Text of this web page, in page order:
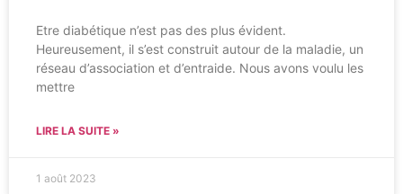
Etre diabétique n’est pas des plus évident.
Heureusement, il s’est construit autour de la maladie, un
réseau d’association et d’entraide. Nous avons voulu les
mettre
LIRE LA SUITE »
1 août 2023